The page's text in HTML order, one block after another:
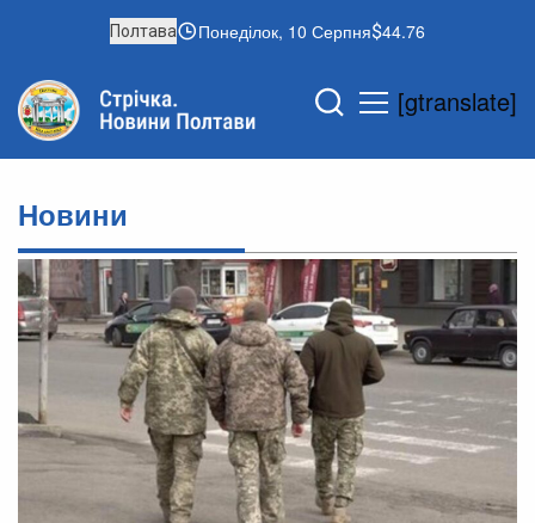
Полтава Понеділок, 10 Серпня 44.76
[gtranslate]
Новини